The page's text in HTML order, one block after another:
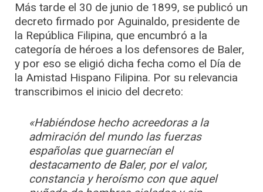
Más tarde el 30 de junio de 1899, se publicó un
decreto firmado por Aguinaldo, presidente de
la República Filipina, que encumbró a la
categoría de héroes a los defensores de Baler,
y por eso se eligió dicha fecha como el Día de
la Amistad Hispano Filipina. Por su relevancia
transcribimos el inicio del decreto:
«Habiéndose hecho acreedoras a la
admiración del mundo las fuerzas
españolas que guarnecían el
destacamento de Baler, por el valor,
constancia y heroísmo con que aquel